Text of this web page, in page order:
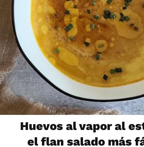
Huevos al vapor al
el flan salado más